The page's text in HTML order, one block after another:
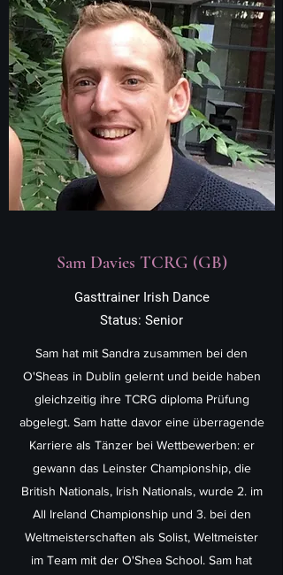
Sam Davies TCRG (GB)
Gasttrainer Irish Dance
Status: Senior
Sam hat mit Sandra zusammen bei den
O'Sheas in Dublin gelernt und beide haben
gleichzeitig ihre TCRG diploma Prüfung
abgelegt. Sam hatte davor eine überragende
Karriere als Tänzer bei Wettbewerben: er
gewann das Leinster Championship, die
British Nationals, Irish Nationals, wurde 2. im
All Ireland Championship und 3. bei den
Weltmeisterschaften als Solist, Weltmeister
im Team mit der O'Shea School. Sam hat